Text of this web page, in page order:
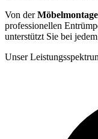
Von derMöbelmontage
professionellen
unterstützt Sie bei
Unser